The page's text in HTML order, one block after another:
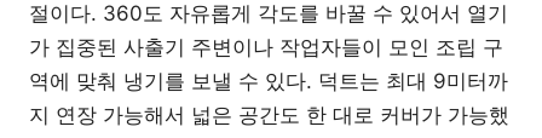
절이다. 360도 자유롭게 각도를 바꿀 수 있어서 열기
가 집중된 사출기 주변이나 작업자들이 모인 조립 구
역에 맞춰 냉기를 보낼 수 있다. 덕트는 최대 9미터까
지 연장 가능해서 넓은 공간도 한 대로 커버가 가능했